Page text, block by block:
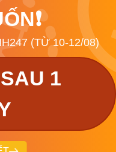
(TỪ 10-12/08)
1